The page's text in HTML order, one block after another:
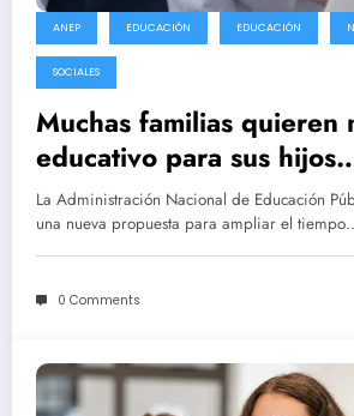
ANEP EDUCACIÓN EDUCACIÓN
SOCIALES
Muchas familias quieren
educativo para sus
responde
La Administración Nacional de Educación
una nueva propuesta para ampliar el
0 Comments